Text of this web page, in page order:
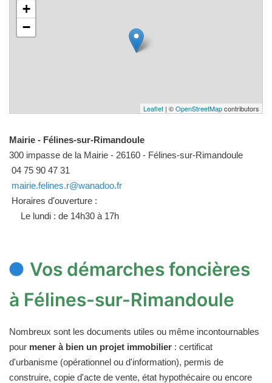
+
−
Leaflet | ©OpenStreetMapcontributors
Mairie - Félines-sur-Rimandoule
300 impasse de la Mairie - 26160 - Félines-sur-Rimandoule
04 75 90 47 31
mairie.felines.r@wanadoo.fr
Horaires d'ouverture :
Le lundi : de 14h30 à 17h
Vos démarches foncières
à Félines-sur-Rimandoule
Nombreux sont les documents utiles ou même incontournables
pour mener à bien un projet immobilier : certificat
d'urbanisme (opérationnel ou d'information), permis de
construire, copie d'acte de vente, état hypothécaire ou encore